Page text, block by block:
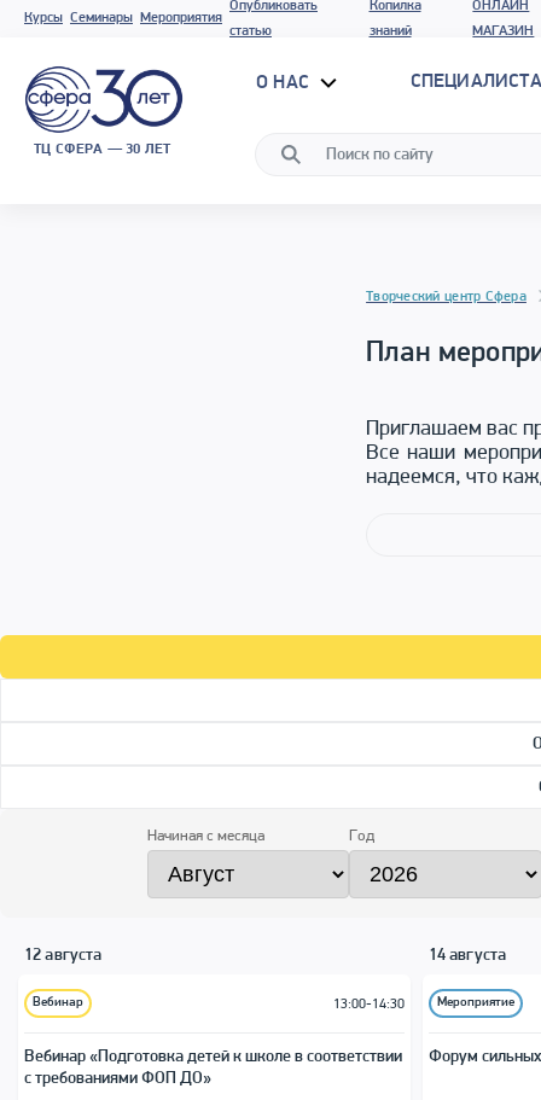
Курсы Семинары Мероприятия
Опубликовать
статью
Копилка
знаний
ОНЛАЙН
МАГАЗИН
ТЦ СФЕРА — 30 ЛЕТ
О НАС
Творческий центр Сфера
План
Приглашаем вас
Все наши
надеемся, что
Начиная с месяца Год
12 августа
Вебинар 13:00-14:30
Вебинар «Подготовка детей к школе в соответствии
с требованиями ФОП ДО»
14 августа
Мероприятие
Форум